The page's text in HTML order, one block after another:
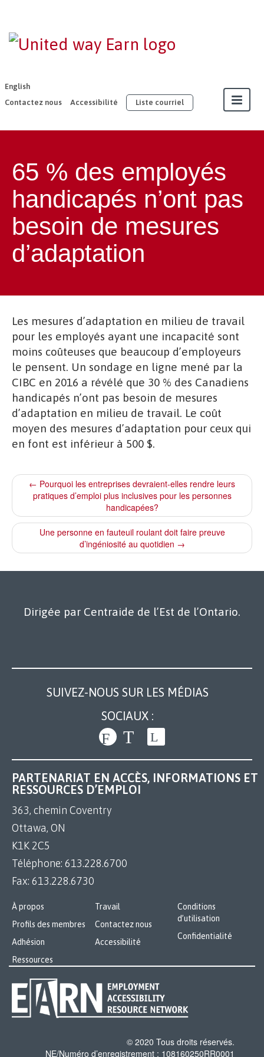
Ontario
English
Contactez nous
Accessibilité Liste courriel
Nos membres
Adhésion
Ressources
Notre travail
65 % des employés
handicapés n’ont pas
besoin de mesures
d’adaptation
Les mesures d’adaptation en milieu de travail
pour les employés ayant une incapacité sont
moins coûteuses que beaucoup d’employeurs
le pensent. Un sondage en ligne mené par la
CIBC en 2016 a révélé que 30 % des Canadiens
handicapés n’ont pas besoin de mesures
d’adaptation en milieu de travail. Le coût
moyen des mesures d’adaptation pour ceux qui
en font est inférieur à 500 $.
← Pourquoi les entreprises devraient-elles rendre leurs
pratiques d’emploi plus inclusives pour les personnes
handicapées?
Une personne en fauteuil roulant doit faire preuve
d’ingéniosité au quotidien →
Dirigée par Centraide de l’Est de l’Ontario.
SUIVEZ-NOUS SUR LES MÉDIAS
SOCIAUX :
PARTENARIAT EN ACCÈS, INFORMATIONS ET
RESSOURCES D’EMPLOI
363, chemin Coventry
Ottawa, ON
K1K 2C5
Téléphone: 613.228.6700
Fax: 613.228.6730
À propos
Profils des membres
Adhésion
Ressources
Travail
Contactez nous
Accessibilité
Conditions
d’utilisation
Confidentialité
© 2020 Tous droits réservés.
NE/Numéro d’enregistrement : 108160250RR0001